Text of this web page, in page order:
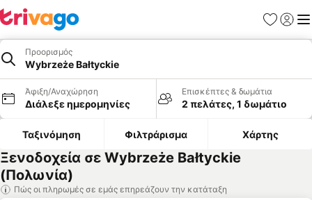
Προορισμός
Wybrzeże Bałtyckie
Άφιξη/Αναχώρηση
Διάλεξε ημερομηνίες
Επισκέπτες & δωμάτια
2 πελάτες, 1 δωμάτιο
Ταξινόμηση Φιλτράρισμα Χάρτης
Ξενοδοχεία σε Wybrzeże Bałtyckie
(Πολωνία)
Πώς οι πληρωμές σε εμάς επηρεάζουν την κατάταξη